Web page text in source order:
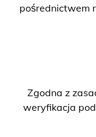
pośrednictwem
Zgodna z
weryfikacja